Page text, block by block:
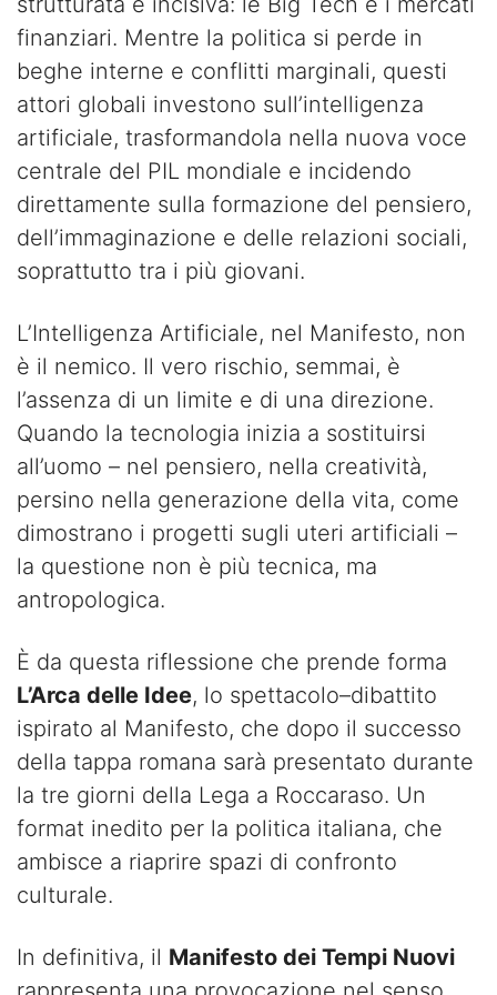
finanziari. Mentre la politica si perde in
beghe interne e conflitti marginali, questi
attori globali investono sull’intelligenza
artificiale, trasformandola nella nuova voce
centrale del PIL mondiale e incidendo
direttamente sulla formazione del pensiero,
dell’immaginazione e delle relazioni sociali,
soprattutto tra i più giovani.
L’Intelligenza Artificiale, nel Manifesto, non
è il nemico. Il vero rischio, semmai, è
l’assenza di un limite e di una direzione.
Quando la tecnologia inizia a sostituirsi
all’uomo – nel pensiero, nella creatività,
persino nella generazione della vita, come
dimostrano i progetti sugli uteri artificiali –
la questione non è più tecnica, ma
antropologica.
È da questa riflessione che prende forma
L’Arca delle Idee, lo spettacolo–dibattito
ispirato al Manifesto, che dopo il successo
della tappa romana sarà presentato durante
la tre giorni della Lega a Roccaraso. Un
format inedito per la politica italiana, che
ambisce a riaprire spazi di confronto
culturale.
In definitiva, il Manifesto dei Tempi Nuovi